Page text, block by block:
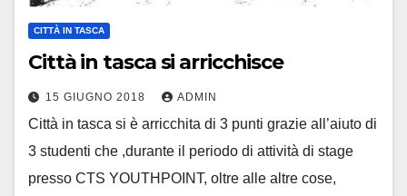
CITTÀ IN TASCA
Città in tasca si arricchisce
15 GIUGNO 2018 ADMIN
Città in tasca si è arricchita di 3 punti grazie all’aiuto di
3 studenti che ,durante il periodo di attività di stage
presso CTS YOUTHPOINT, oltre alle altre cose,